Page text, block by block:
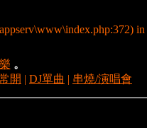
in
。
開 | DJ單曲 | 串燒/演唱會